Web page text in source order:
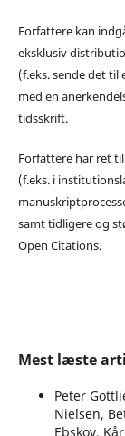
Forfattere kan
eksklusiv
(f.eks. sende det
med en
tidsskrift.
Forfattere har ret
(f.eks. i
samt tidligere og
Open Citations.
Mest læste
Peter
Nielsen,
Ebskov,